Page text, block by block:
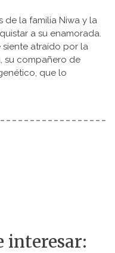
de la familia Niwa y la
a su enamorada.
siente atraído por la
su compañero de
que lo
interesar: